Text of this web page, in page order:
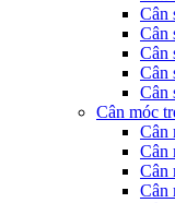
Cân
Cân
Cân
Cân
Cân
Cân móc
Cân
Cân
Cân
Cân